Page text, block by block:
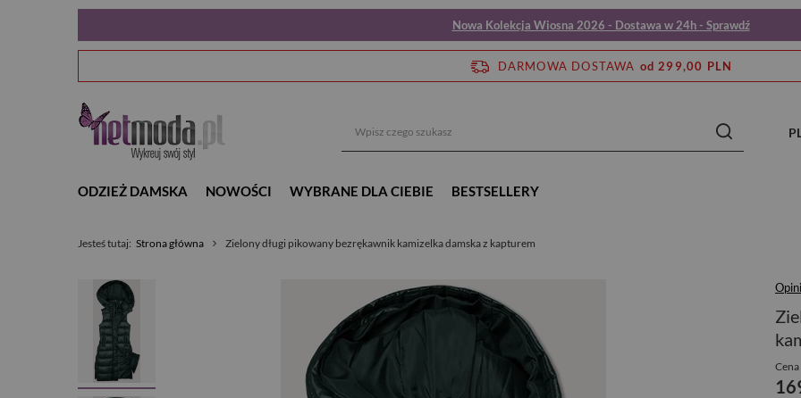
Nowa Kolekcja Wiosna 2026 - Dostawa w 24h - Sprawdź
DARMOWA DOSTAWA od 299,00 PLN
ODZIEŻ DAMSKA NOWOŚCI WYBRANE DLA CIEBIE BESTSELLERY
Jesteś tutaj: Strona główna Zielony długi pikowany bezrękawnik kamizelka damska z kapturem